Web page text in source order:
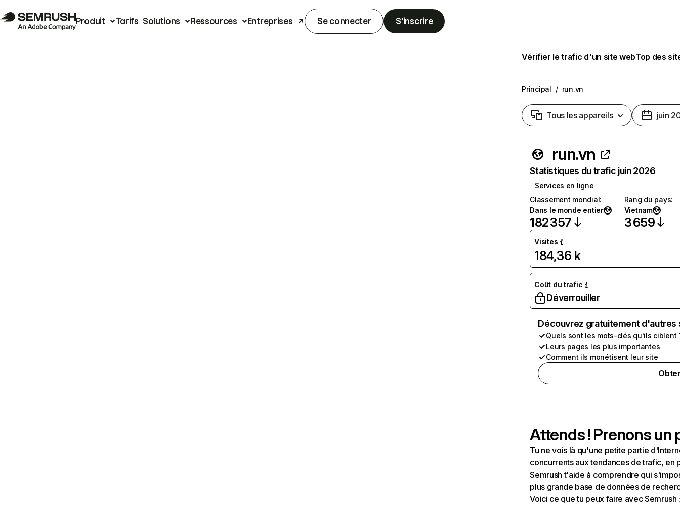
Produit Tarifs Solutions Ressources Entreprises Se connecter S'inscrire
Vérifier le trafic d'un site webTop des
Principal / run.vn
Tous les appareils juin
run.vn
Statistiques du trafic juin 2026
Services en ligne
Classement mondial:
Dans le monde entier
182 357
Rang du pays:
Vietnam
3 659
Visites
184,36 k
Coût du trafic
Déverrouiller
Découvrez gratuitement
Quels sont les mots-clés qu'ils ciblent
Leurs pages les plus importantes
Comment ils monétisent leur site
Attends ! Prenons un
Tu ne vois là qu'une petite partie
concurrents aux tendances de trafic, en
Semrush t'aide à comprendre qui
plus grande base de données de
Voici ce que tu peux faire avec Semrush